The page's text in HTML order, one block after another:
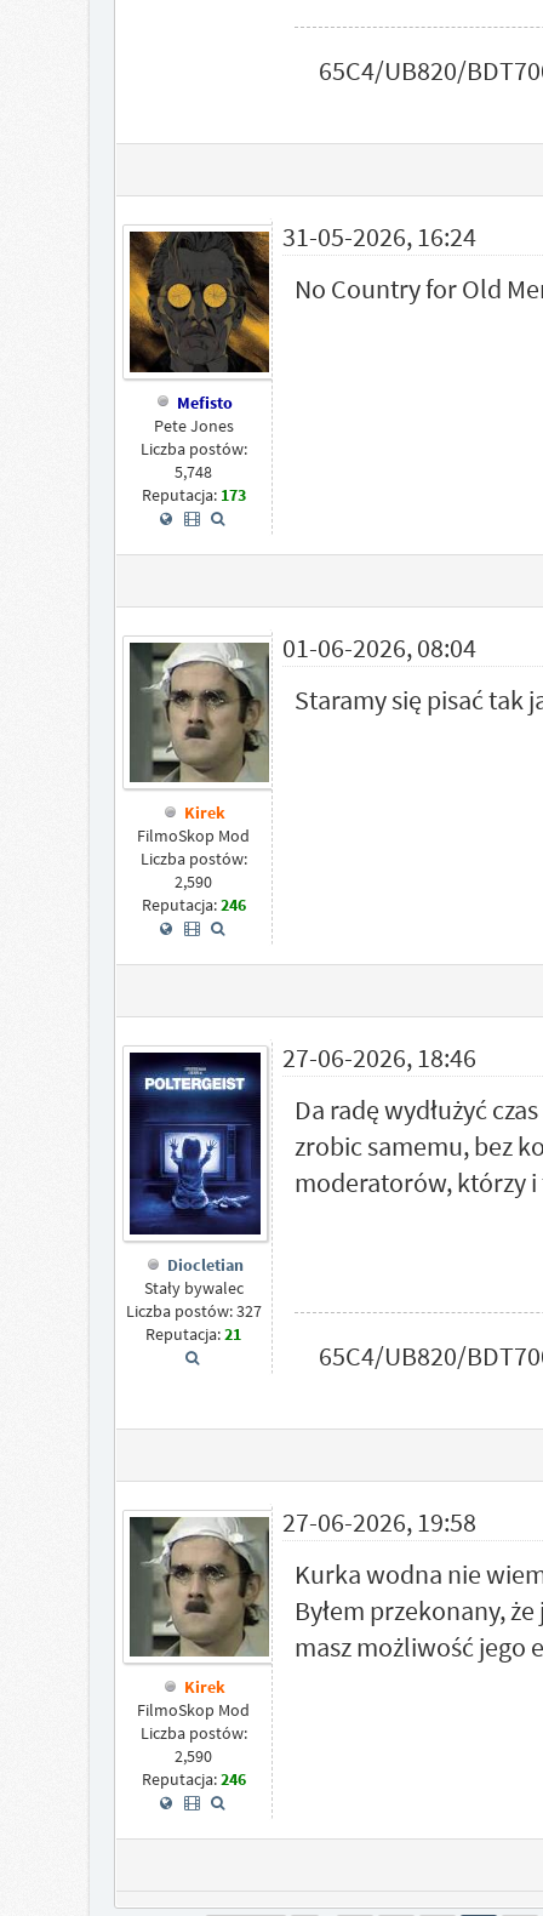
65C4/UB820/
Mefisto
Pete Jones
Liczba postów:
5,748
Reputacja: 173
31-05-2026, 16:24
No Country for Old
Kirek
FilmoSkop Mod
Liczba postów:
2,590
Reputacja:246
01-06-2026, 08:04
Staramy się pisać tak
Diocletian
Stały bywalec
Liczba postów: 327
Reputacja:21
27-06-2026, 18:46
Da radę wydłużyć
zrobic samemu, bez
moderatorów, którzy i
65C4/UB820/
Kirek
FilmoSkop Mod
Liczba postów:
2,590
Reputacja:246
27-06-2026, 19:58
Kurka wodna nie
Byłem przekonany,
masz możliwość jego